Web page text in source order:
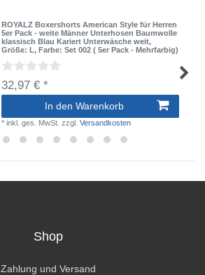
ROYALZ Boxershorts American Style für Herren
5er Pack - weite Männer Unterhosen Baumwolle
klassisch Blau Kariert Unterwäsche weit,
Größe: L, Farbe: Set 002 ( 5er Pack - Mehrfarbig)
32,97 € *
In den Warenkorb
*inkl. ges. MwSt. zzgl.Versandkosten
Shop
Zahlung und Versand